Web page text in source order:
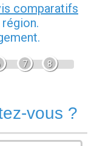
comparatifs
7 8
vous ?